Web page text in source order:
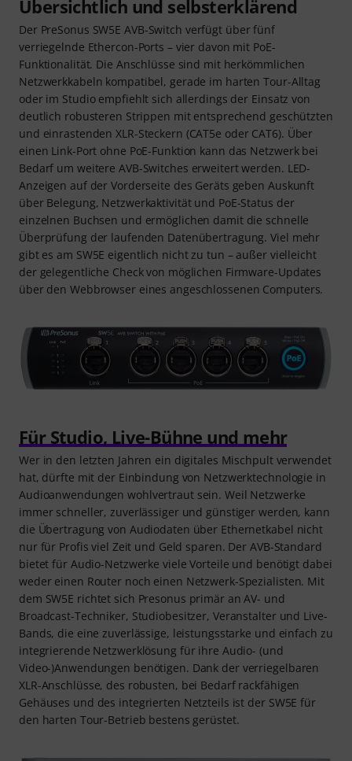
Übersichtlich und selbsterklärend
Der PreSonus SW5E AVB-Switch verfügt über fünf
verriegelnde Ethercon-Ports – vier davon mit PoE-
Funktionalität. Die Anschlüsse sind mit herkömmlichen
Netzwerkkabeln kompatibel, gerade im harten Tour-Alltag
oder im Studio empfiehlt sich allerdings der Einsatz von
deutlich robusteren Strippen mit entsprechend geschützten
und einrastenden XLR-Steckern (CAT5e oder CAT6). Über
einen Link-Port ohne PoE-Funktion kann das Netzwerk bei
Bedarf um weitere AVB-Switches erweitert werden. LED-
Anzeigen auf der Vorderseite des Geräts geben Auskunft
über Belegung, Netzwerkaktivität und PoE-Status der
einzelnen Buchsen und ermöglichen damit die schnelle
Überprüfung der laufenden Datenübertragung. Viel mehr
gibt es am SW5E eigentlich nicht zu tun – außer vielleicht
der gelegentliche Check von möglichen Firmware-Updates
über den Webbrowser eines angeschlossenen Computers.
Für Studio, Live-Bühne und mehr
Wer in den letzten Jahren ein digitales Mischpult verwendet
hat, dürfte mit der Einbindung von Netzwerktechnologie in
Audioanwendungen wohlvertraut sein. Weil Netzwerke
immer schneller, zuverlässiger und günstiger werden, kann
die Übertragung von Audiodaten über Ethernetkabel nicht
nur für Profis viel Zeit und Geld sparen. Der AVB-Standard
bietet für Audio-Netzwerke viele Vorteile und benötigt dabei
weder einen Router noch einen Netzwerk-Spezialisten. Mit
dem SW5E richtet sich Presonus primär an AV- und
Broadcast-Techniker, Studiobesitzer, Veranstalter und Live-
Bands, die eine zuverlässige, leistungsstarke und einfach zu
integrierende Netzwerklösung für ihre Audio- (und
Video-)Anwendungen benötigen. Dank der verriegelbaren
XLR-Anschlüsse, des robusten, bei Bedarf rackfähigen
Gehäuses und des integrierten Netzteils ist der SW5E für
den harten Tour-Betrieb bestens gerüstet.